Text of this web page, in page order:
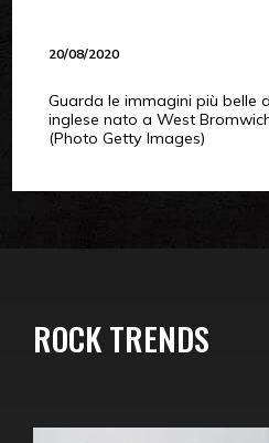
20/08/2020
Guarda le immagini più belle
inglese nato a West
(Photo Getty Images)
ROCK TRENDS